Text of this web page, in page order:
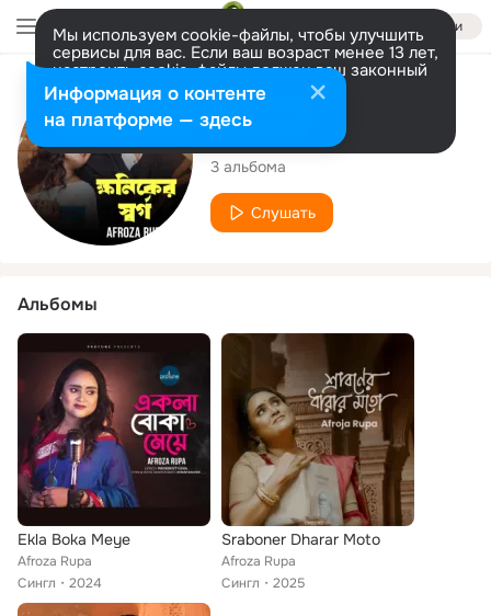
Войти
Мы используем cookie-файлы, чтобы улучшить
сервисы для вас. Если ваш возраст менее 13 лет,
настроить cookie-файлы должен ваш законный
представитель. Больше информации
Разрешить все Настроить
Исполнитель
Afroza Rupa
3 альбома
Слушать
Альбомы
Ekla Boka Meye
Afroza Rupa
Сингл
2024
Sraboner Dharar Moto
Afroza Rupa
Сингл
2025
Информация о контенте
на платформе — здесь